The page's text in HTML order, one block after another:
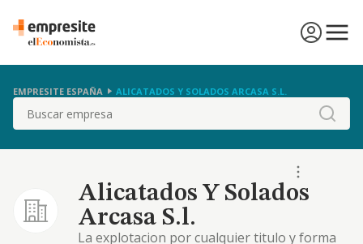
EMPRESITE ESPAÑA ALICATADOS Y SOLADOS ARCASA S.L.
Buscar
Alicatados Y Solados
Arcasa S.l.
La explotacion por cualquier titulo y forma